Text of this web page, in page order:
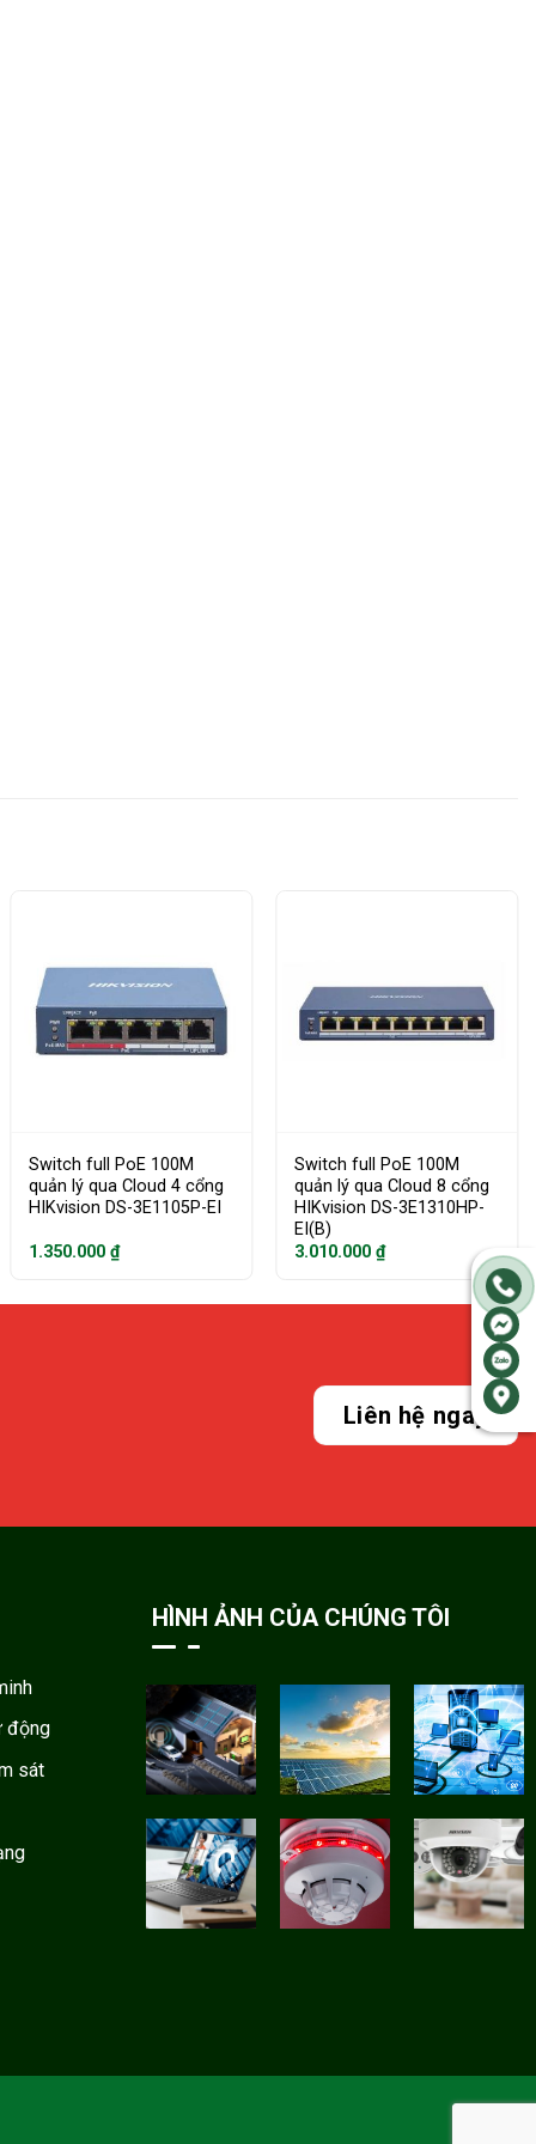
Switch full PoE 100M
quản lý qua Cloud 4 cổng
HIKvision DS-3E1105P-EI
1.350.000₫
Switch full PoE 100M
quản lý qua Cloud 8 cổng
HIKvision DS-3E1310HP-
EI(B)
3.010.000₫
Liên hệ ngay
động
sát
HÌNH ẢNH CỦA CHÚNG TÔI